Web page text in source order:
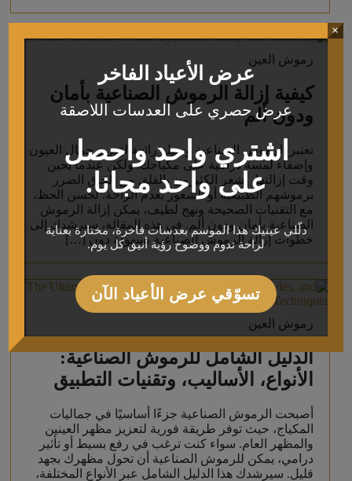
رموش العين
كيفية إزالة الرموش الصناعية بأمان
ودون ألم
تعتبر الرموش الصناعية وسيلة رائعة لتعزيز جمال العيون
وإضفاء لمسة درامية على مكياجك. ولكن عندما يحين
وقت إزالتها، يشعر الكثيرون بالقلق من إلحاق الضرر
برموشهم الطبيعية أو الشعور بعدم الراحة. لحسن الحظ،
مع التقنيات الصحيحة ونهج لطيف، يمكن إزالة الرموش
الصناعية بأمان ودون ألم. في هذه المقالة، سنرشدك إلى
خطوات إزالة الرموش الصناعية بسهولة دون […]
رموش العين
الدليل الشامل للرموش الصناعية:
الأنواع، الأساليب، وتقنيات التطبيق
أصبحت الرموش الصناعية جزءًا أساسيًا في جماليات
المكياج، حيث توفر طريقة فورية لتعزيز مظهر العينين
والمظهر العام. سواء كنت ترغب في رفع بسيط أو تأثير
درامي، يمكن للرموش الصناعية أن تحول مظهرك بجهد
قليل. سيرشدك هذا الدليل الشامل عبر الأنواع المختلفة،
عرض الأعياد الفاخر
عرض حصري على العدسات اللاصقة
اشتري واحد واحصل
على واحد مجانا.
دلّلي عينيك هذا الموسم بعدسات فاخرة، مختارة بعناية
لراحة تدوم ووضوح رؤية أنيق كل يوم.
تسوّقي عرض الأعياد الآن
×